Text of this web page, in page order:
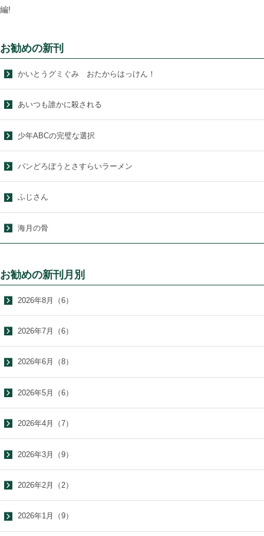
編!
お勧めの新刊
かいとうグミぐみ おたからはっけん！
あいつも誰かに殺される
少年ABCの完璧な選択
パンどろぼうとさすらいラーメン
ふじさん
海月の骨
お勧めの新刊月別
2026年8月（6）
2026年7月（6）
2026年6月（8）
2026年5月（6）
2026年4月（7）
2026年3月（9）
2026年2月（2）
2026年1月（9）